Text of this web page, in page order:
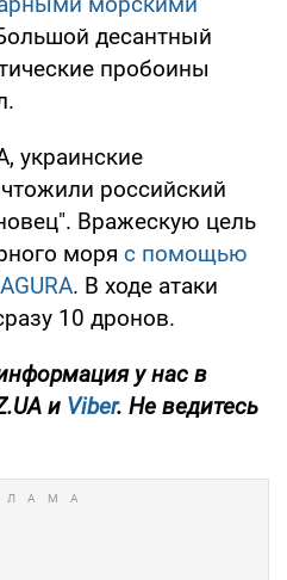
десантный
пробоины
украинские
российский
Вражескую цель
моря с помощью
. В ходе атаки
10 дронов.
у нас в
и Viber. Не ведитесь